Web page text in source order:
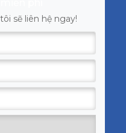
sẽ liên hệ ngay!